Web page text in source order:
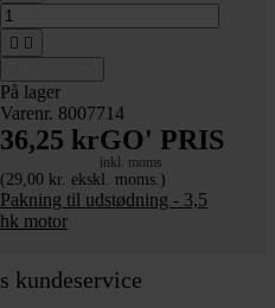
 
På lager
Varenr. 8007714
36,25 krGO' PRIS
inkl. moms
(29,00 kr. ekskl. moms.)
Pakning til udstødning - 3,5
hk motor
kundeservice